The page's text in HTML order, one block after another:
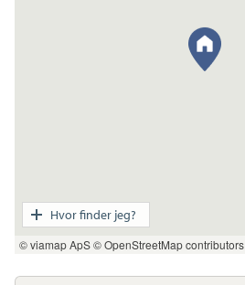
© viamap ApS© OpenStreetMap contributors
Hvor finder jeg?
Transport
Indkøb
Daginstitution
Skole